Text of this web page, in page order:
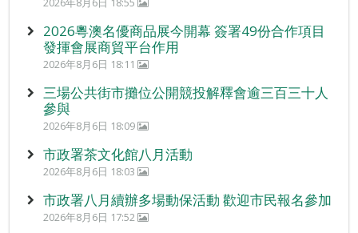
2026粵澳名優商品展今開幕 簽署49份合作項目
發揮會展商貿平台作用
2026年8月6日 18:11
三場公共街市攤位公開競投解釋會逾三百三十人
參與
2026年8月6日 18:09
市政署茶文化館八月活動
2026年8月6日 18:03
市政署八月續辦多場動保活動 歡迎市民報名參加
2026年8月6日 17:52